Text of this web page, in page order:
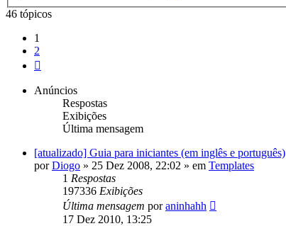
46 tópicos
1
2
Anúncios
Respostas
Exibições
Última mensagem
[atualizado] Guia para iniciantes (em inglês e português)
porDiogo » 25 Dez 2008, 22:02 » em Templates
1 Respostas
197336 Exibições
Última mensagem poraninhahh
17 Dez 2010, 13:25